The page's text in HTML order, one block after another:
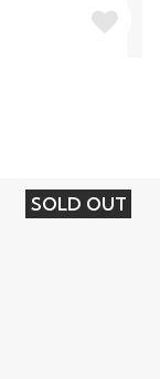
SOLD OUT